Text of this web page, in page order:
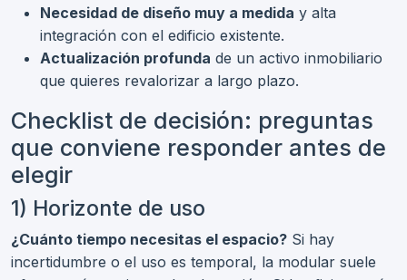
Necesidad de diseño muy a medida y alta
integración con el edificio existente.
Actualización profunda de un activo inmobiliario
que quieres revalorizar a largo plazo.
Checklist de decisión: preguntas
que conviene responder antes de
elegir
1) Horizonte de uso
¿Cuánto tiempo necesitas el espacio? Si hay
incertidumbre o el uso es temporal, la modular suele